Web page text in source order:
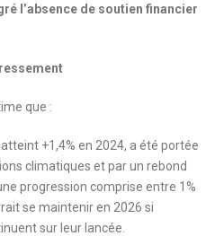
l’absence de soutien financier
que :
atteint +1,4% en 2024, a été portée
climatiques et par un rebond
progression comprise entre 1%
se maintenir en 2026 si
sur leur lancée.